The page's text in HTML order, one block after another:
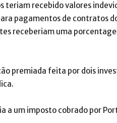
teriam recebido valores
pagamentos de contratos
receberiam uma
premiada feita por dois
a um imposto cobrado por